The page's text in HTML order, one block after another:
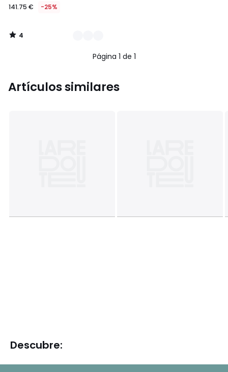
141.75 € -25%
4
/
Página 1 de 1
Artículos similares
Descubre: